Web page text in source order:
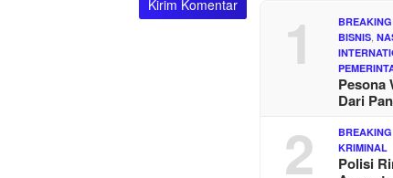
1
BISNIS ,
Pesona
Dari
2 KRIMINAL
Polisi